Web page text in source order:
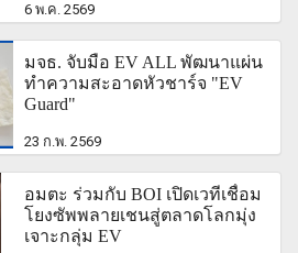
6 พ.ค. 2569
มจธ. จับมือ EV ALL พัฒนาแผ่น
ทำความสะอาดหัวชาร์จ "EV
Guard"
23 ก.พ. 2569
อมตะ ร่วมกับ BOI เปิดเวทีเชื่อม
โยงซัพพลายเชนสู่ตลาดโลกมุ่ง
เจาะกลุ่ม EV